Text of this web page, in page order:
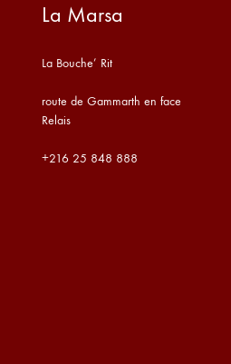
La Marsa
La Bouche’ Rit
route de Gammarth en face
Relais
+216 25 848 888